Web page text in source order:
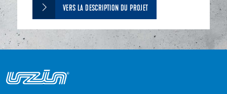
VERS LA DESCRIPTION DU PROJET